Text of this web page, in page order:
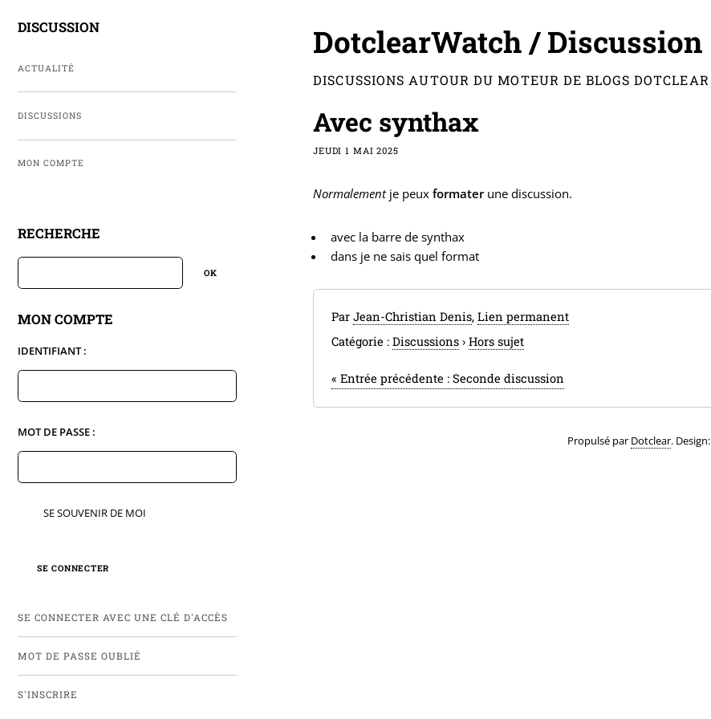
DISCUSSION
ACTUALITÉ
DISCUSSIONS
MON COMPTE
RECHERCHE
MON COMPTE
IDENTIFIANT :
MOT DE PASSE :
SE SOUVENIR DE MOI
SE CONNECTER AVEC UNE CLÉ D'ACCÈS
MOT DE PASSE OUBLIÉ
S'INSCRIRE
DotclearWatch / Discussion
DISCUSSIONS AUTOUR DU MOTEUR DE BLOGS DOTCLEAR
Avec synthax
JEUDI 1 MAI 2025
Normalementje peuxformaterune discussion.
avec la barre de synthax
dans je ne sais quel format
ParJean-Christian Denis,Lien permanent
Catégorie :Discussions ›Hors sujet
«Entrée précédente :Seconde discussion
Propulsé par Dotclear. Design: